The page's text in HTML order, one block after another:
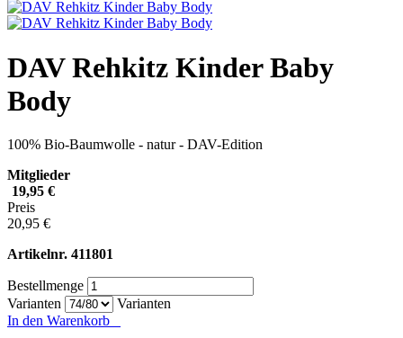
DAV Rehkitz Kinder Baby
Body
100% Bio-Baumwolle - natur - DAV-Edition
Mitglieder
19,95 €
Preis
20,95 €
Artikelnr. 411801
Bestellmenge
Varianten
Varianten
In den Warenkorb